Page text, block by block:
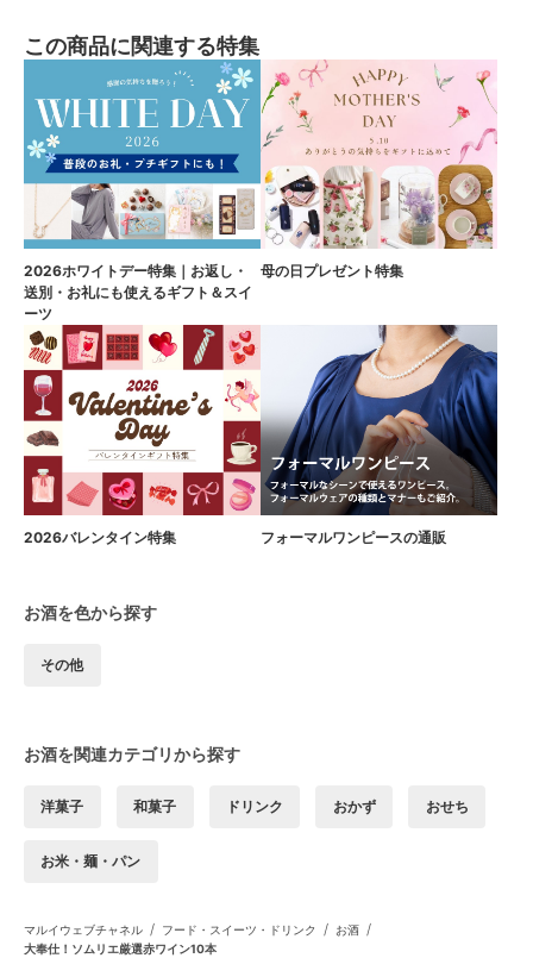
この商品に関連する特集
2026ホワイトデー特集｜お返し・
送別・お礼にも使えるギフト＆スイ
ーツ
母の日プレゼント特集
2026バレンタイン特集 フォーマルワンピースの通販
お酒を色から探す
その他
お酒を関連カテゴリから探す
洋菓子 和菓子 ドリンク おかず おせち
お米・麺・パン
マルイウェブチャネル / フード・スイーツ・ドリンク / お酒 /
大奉仕！ソムリエ厳選赤ワイン10本